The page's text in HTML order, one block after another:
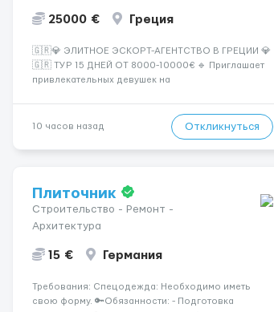
25000 € Греция
🇬🇷💎 ЭЛИТНОЕ ЭСКОРТ-АГЕНТСТВО В ГРЕЦИИ 💎
🇬🇷 ТУР 15 ДНЕЙ ОТ 8000-10000€ 🔹 Приглашает
привлекательных девушек на
хорошие деньги 💶 — это предложение для тебя! 🔹
10 часов назад Откликнуться
Плиточник
Строительство - Ремонт -
Архитектура
15 € Германия
Требования: Спецодежда: Необходимо иметь
свою форму. 🔑Обязанности: - Подготовка